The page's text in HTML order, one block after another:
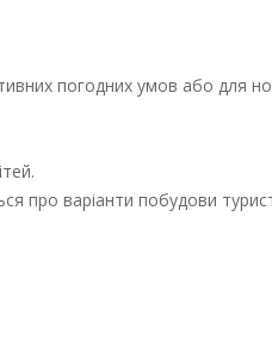
погодних умов або для
про варіанти побудови